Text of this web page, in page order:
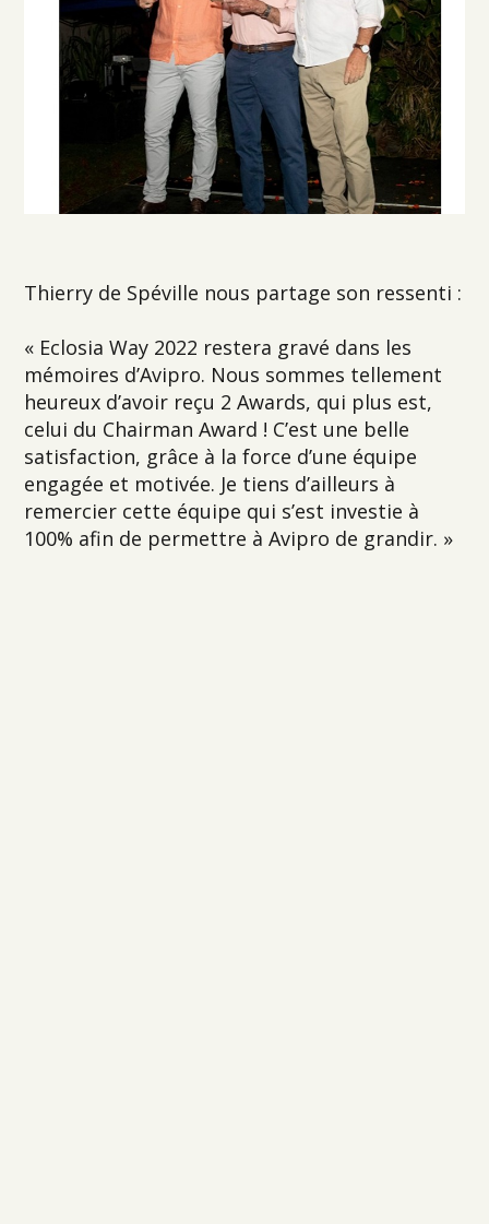
Thierry de Spéville nous partage son ressenti :
« Eclosia Way 2022 restera gravé dans les
mémoires d’Avipro. Nous sommes tellement
heureux d’avoir reçu 2 Awards, qui plus est,
celui du Chairman Award ! C’est une belle
satisfaction, grâce à la force d’une équipe
engagée et motivée. Je tiens d’ailleurs à
remercier cette équipe qui s’est investie à
100% afin de permettre à Avipro de grandir. »